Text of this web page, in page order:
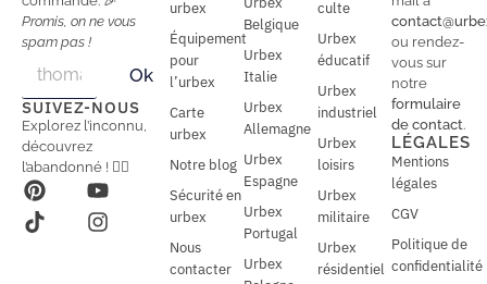
Promis, on ne vous
spam pas !
a
i
l
a
i
l
*
Ok
SUIVEZ-NOUS
Explorez l’inconnu,
découvrez
l’abandonné ! 🕵️‍♂️
urbex
Équipement
pour
l’urbex
Carte
urbex
Notre blog
Sécurité en
urbex
Nous
contacter
Belgique
Urbex
Italie
Urbex
Allemagne
Urbex
Espagne
Urbex
Portugal
Urbex
culte
Urbex
éducatif
Urbex
industriel
Urbex
loisirs
Urbex
militaire
Urbex
résidentiel
ou rendez-
vous sur
notre
formulaire
de contact.
LÉGALES
Mentions
légales
CGV
Politique de
confidentialité